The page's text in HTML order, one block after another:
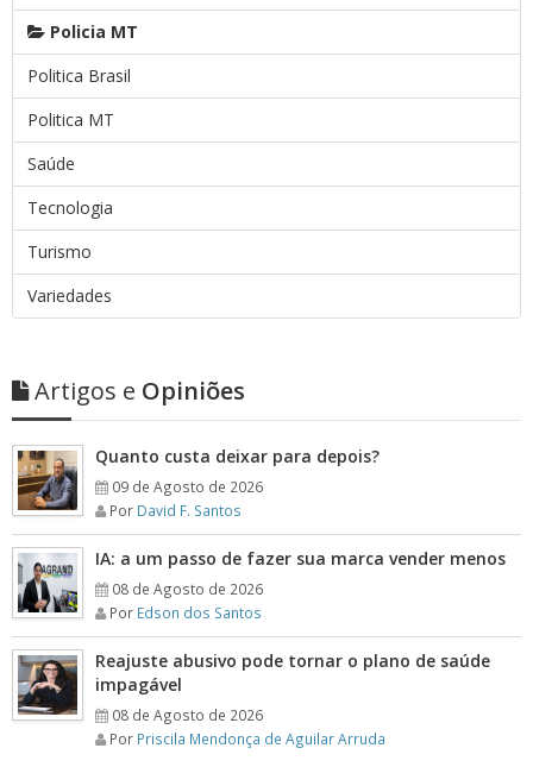
Policia MT
Politica Brasil
Politica MT
Saúde
Tecnologia
Turismo
Variedades
Artigos e Opiniões
Quanto custa deixar para depois?
09 de Agosto de 2026
Por David F. Santos
IA: a um passo de fazer sua marca vender menos
08 de Agosto de 2026
Por Edson dos Santos
Reajuste abusivo pode tornar o plano de saúde
impagável
08 de Agosto de 2026
Por Priscila Mendonça de Aguilar Arruda